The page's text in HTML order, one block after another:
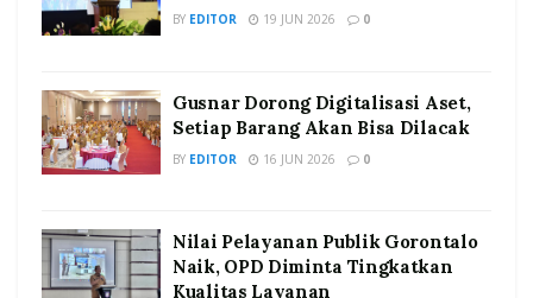
BY EDITOR 19 JUN 2026 0
Gusnar Dorong Digitalisasi Aset,
Setiap Barang Akan Bisa Dilacak
BY EDITOR 16 JUN 2026 0
Nilai Pelayanan Publik Gorontalo
Naik, OPD Diminta Tingkatkan
Kualitas Layanan